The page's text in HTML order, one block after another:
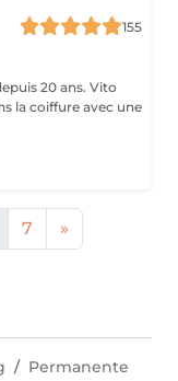
155
20 ans. Vito
la coiffure avec une
7 »
Permanente